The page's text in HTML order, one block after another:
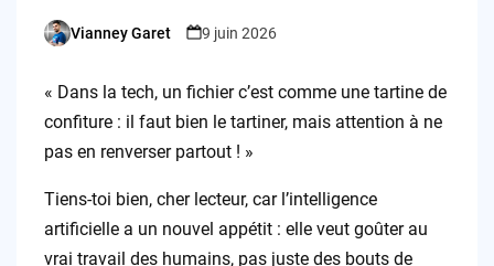
Posted
Vianney Garet 9 juin 2026
« Dans la tech, un fichier c’est comme une tartine de
confiture : il faut bien le tartiner, mais attention à ne
pas en renverser partout ! »
Tiens-toi bien, cher lecteur, car l’intelligence
artificielle a un nouvel appétit : elle veut goûter au
vrai travail des humains, pas juste des bouts de